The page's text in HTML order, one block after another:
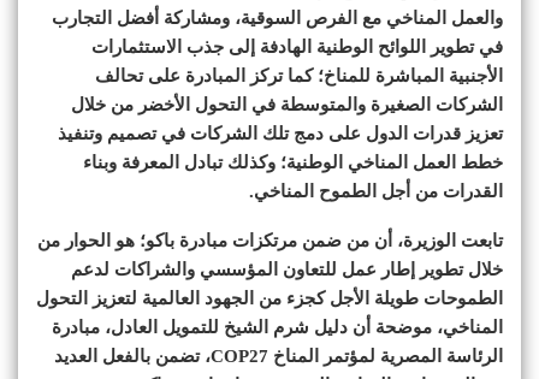
والعمل المناخي مع الفرص السوقية، ومشاركة أفضل التجارب
في تطوير اللوائح الوطنية الهادفة إلى جذب الاستثمارات
الأجنبية المباشرة للمناخ؛ كما تركز المبادرة على تحالف
الشركات الصغيرة والمتوسطة في التحول الأخضر من خلال
تعزيز قدرات الدول على دمج تلك الشركات في تصميم وتنفيذ
خطط العمل المناخي الوطنية؛ وكذلك تبادل المعرفة وبناء
القدرات من أجل الطموح المناخي.
تابعت الوزيرة، أن من ضمن مرتكزات مبادرة باكو؛ هو الحوار من
خلال تطوير إطار عمل للتعاون المؤسسي والشراكات لدعم
الطموحات طويلة الأجل كجزء من الجهود العالمية لتعزيز التحول
المناخي، موضحة أن دليل شرم الشيخ للتمويل العادل، مبادرة
الرئاسة المصرية لمؤتمر المناخ COP27، تضمن بالفعل العديد